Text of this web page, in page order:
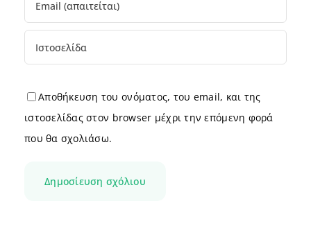
Αποθήκευση του ονόματος, του email, και της
ιστοσελίδας στον browser μέχρι την επόμενη φορά
που θα σχολιάσω.